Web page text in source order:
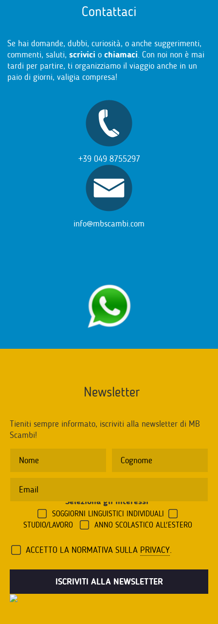
Contattaci
Se hai domande, dubbi, curiosità, o anche suggerimenti,
commenti, saluti, scrivici o chiamaci. Con noi non è mai
tardi per partire, ti organizziamo il viaggio anche in un
paio di giorni, valigia compresa!
+39 049 8755297
info@mbscambi.com
Newsletter
Tieniti sempre informato, iscriviti alla newsletter di MB
Scambi!
Seleziona gli interessi
SOGGIORNI LINGUISTICI INDIVIDUALI
STUDIO/LAVORO
ANNO SCOLASTICO ALL'ESTERO
ACCETTO LA NORMATIVA SULLA PRIVACY.